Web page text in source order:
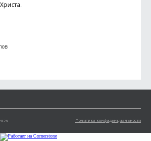
Политика конфиденциальности